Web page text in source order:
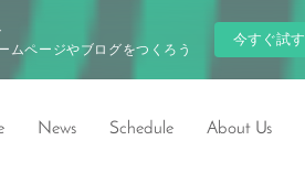
ムページやブログをつくろう
今すぐ試す
News Schedule About Us